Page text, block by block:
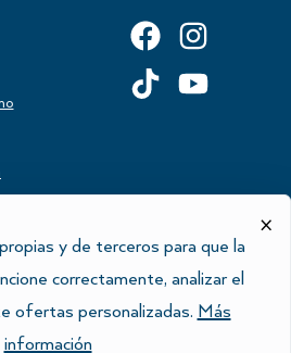
×
y de terceros para que la
correctamente, analizar el
ofertas personalizadas. Más
información